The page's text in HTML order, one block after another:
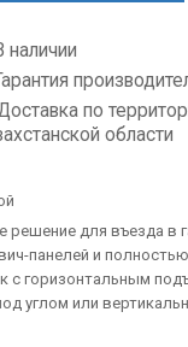
по
области
решение для въезда в
панелей и
с горизонтальным
углом или